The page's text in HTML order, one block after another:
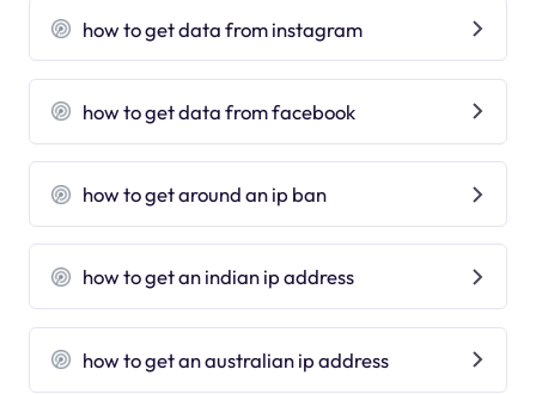
how to get data from instagram
how to get data from facebook
how to get around an ip ban
how to get an indian ip address
how to get an australian ip address